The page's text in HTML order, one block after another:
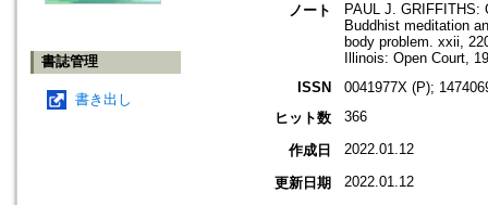
書誌管理
書き出し
ノート
PAUL J. GRIFFITHS:
Buddhist meditation
body problem. xxii,
Illinois: Open Court,
ISSN
0041977X (P);
ヒット数
366
作成日 2022.01.12
更新日期 2022.01.12